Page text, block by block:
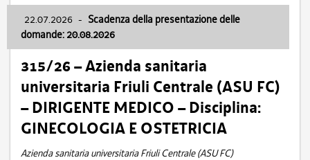
22.07.2026 - Scadenza della presentazione delle
domande: 20.08.2026
315/26 – Azienda sanitaria
universitaria Friuli Centrale (ASU FC)
– DIRIGENTE MEDICO – Disciplina:
GINECOLOGIA E OSTETRICIA
Azienda sanitaria universitaria Friuli Centrale (ASU FC)